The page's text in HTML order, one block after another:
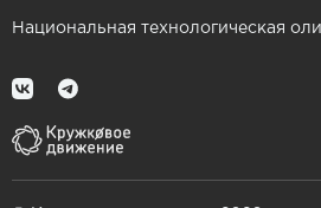
Национальная технологическая